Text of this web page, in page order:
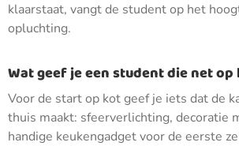
klaarstaat, vangt de student op het
opluchting.
Wat geef je een student die net op
Voor de start op kot geef je iets dat de
thuis maakt: sfeerverlichting, decoratie
handige keukengadget voor de eerste